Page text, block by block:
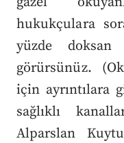
hukukçulara
yüzde
görürsünüz.
için ayrıntılara
sağlıklı
Alparslan